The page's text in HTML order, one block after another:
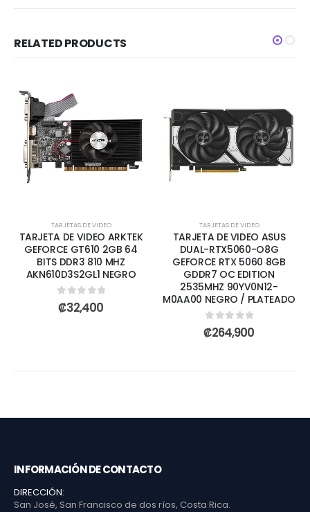
RELATED PRODUCTS
TARJETAS DE VIDEO
TARJETA DE VIDEO ARKTEK
GEFORCE GT610 2GB 64
BITS DDR3 810 MHZ
AKN610D3S2GL1 NEGRO
0out of 5
₡32,400
TARJETAS DE VIDEO
TARJETA DE VIDEO ASUS
DUAL-RTX5060-O8G
GEFORCE RTX 5060 8GB
GDDR7 OC EDITION
2535MHZ 90YV0N12-
M0AA00 NEGRO / PLATEADO
0out of 5
₡264,900
INFORMACIÓN DE CONTACTO
DIRECCIÓN:
San José, San Francisco de dos ríos, Costa Rica.